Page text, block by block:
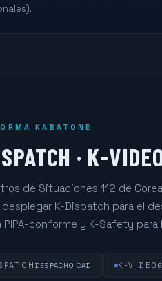
KABATONE
· K-
de Situaciones 112 de
K-Dispatch para el
PIPA-conforme y K-Safety
DESPACHO CAD K-VIDEO